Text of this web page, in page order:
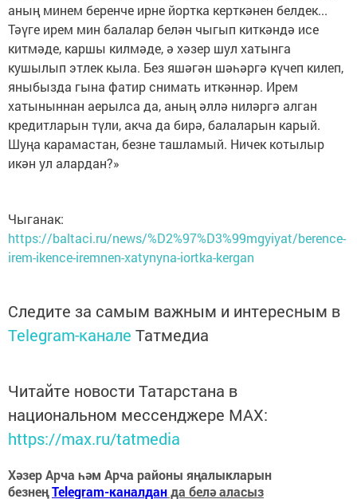
аның минем беренче ирне йортка керткәнен белдек...
Тәүге ирем мин балалар белән чыгып киткәндә исе
китмәде, каршы килмәде, ә хәзер шул хатынга
кушылып этлек кыла. Без яшәгән шәһәргә күчеп килеп,
яныбызда гына фатир снимать иткәннәр. Ирем
хатыныннан аерылса да, аның әллә ниләргә алган
кредитларын түли, акча да бирә, балаларын карый.
Шуңа карамастан, безне ташламый. Ничек котылыр
икән ул алардан?»
Чыганак:
https://baltaci.ru/news/%D2%97%D3%99mgyiyat/berence-
irem-ikence-iremnen-xatynyna-iortka-kergan
Следите за самым важным и интересным в
Telegram-канале Татмедиа
Читайте новости Татарстана в
национальном мессенджере MАХ:
https://max.ru/tatmedia
Хәзер Арча һәм Арча районы яңалыкларын
безнеңTelegram-каналданда белә аласыз